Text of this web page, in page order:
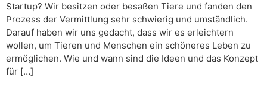
Startup? Wir besitzen oder besaßen Tiere und fanden den
Prozess der Vermittlung sehr schwierig und umständlich.
Darauf haben wir uns gedacht, dass wir es erleichtern
wollen, um Tieren und Menschen ein schöneres Leben zu
ermöglichen. Wie und wann sind die Ideen und das Konzept
für […]